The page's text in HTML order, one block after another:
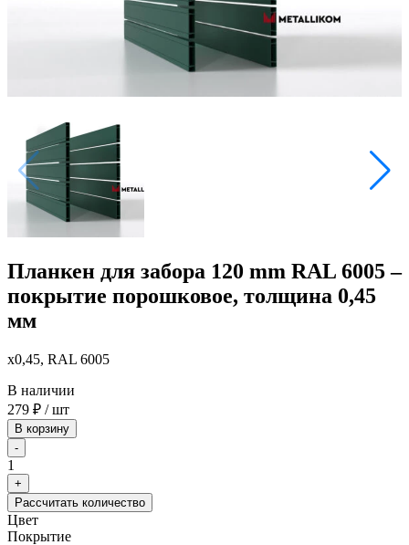
Планкен для забора 120 mm RAL 6005 –
покрытие порошковое, толщина 0,45
мм
x0,45, RAL 6005
В наличии
279 ₽ / шт
В корзину
-
1
+
Рассчитать количество
Цвет
Покрытие